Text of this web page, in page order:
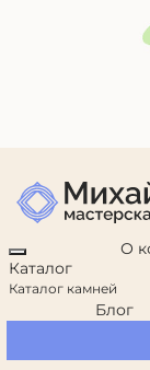
Каталог
Каталог камней
О
Блог